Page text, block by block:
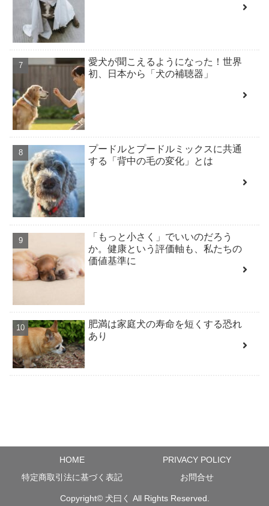
愛犬が聞こえるようになった！世界
初、日本から「犬の補聴器」
プードルとプードルミックスに共通
する「背中の毛の変化」とは
「もっと小さく」でいいのだろう
か。健康という評価軸も、私たちの
価値基準に
肥満は家庭犬の寿命を短くする恐れ
あり
HOME
PRIVACY POLICY
特定商取引法に基づく表記
お問合せ
Copyright© 犬曰く All Rights Reserved.